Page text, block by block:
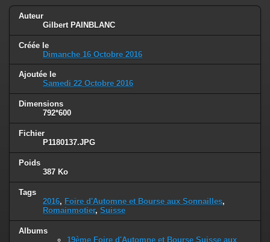
Auteur
Gilbert PAINBLANC
Créée le
Dimanche 16 Octobre 2016
Ajoutée le
Samedi 22 Octobre 2016
Dimensions
792*600
Fichier
P1180137.JPG
Poids
387 Ko
Tags
2016, Foire d'Automne et Bourse aux Sonnailles,
Romainmotier, Suisse
Albums
19ème Foire d'Automne et Bourse Suisse aux